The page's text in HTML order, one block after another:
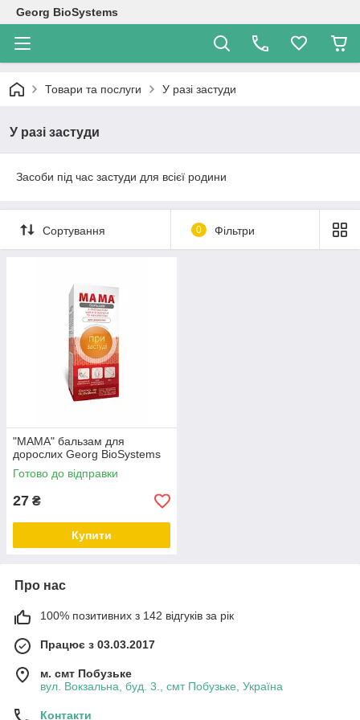
Georg BioSystems
Товари та послуги У разі застуди
У разі застуди
Засоби під час застуди для всієї родини
Сортування 0 Фільтри
"МАМА" бальзам для
дорослих Georg BioSystems
Готово до відправки
27 ₴
Купити
Про нас
100% позитивних з 142 відгуків за рік
Працює з 03.03.2017
м. смт Побузьке
вул. Вокзальна, буд. 3., смт Побузьке, Україна
Контакти